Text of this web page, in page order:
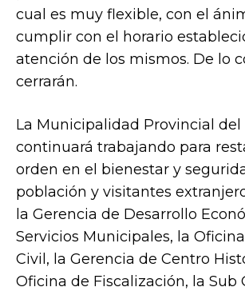
cual es muy flexible, con el
cumplir con el horario
atención de los mismos. De lo
cerrarán.
La Municipalidad Provincial del
continuará trabajando para
orden en el bienestar y
población y visitantes
la Gerencia de Desarrollo
Servicios Municipales, la
Civil, la Gerencia de Centro
Oficina de Fiscalización, la Sub